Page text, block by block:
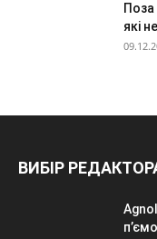
Поза
які
ВИБІР